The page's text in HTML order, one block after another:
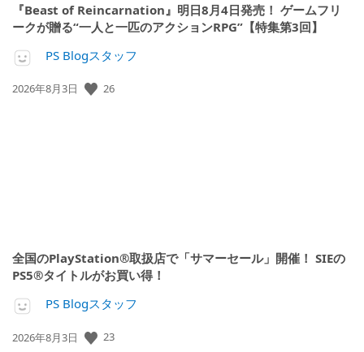
『Beast of Reincarnation』明日8月4日発売！ ゲームフリ
ークが贈る“一人と一匹のアクションRPG”【特集第3回】
PS Blogスタッフ
公
2026年8月3日 26
全国のPlayStation®取扱店で「サマーセール」開催！ SIEの
PS5®タイトルがお買い得！
PS Blogスタッフ
公
2026年8月3日 23